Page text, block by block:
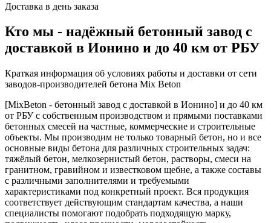
Доставка в день заказа
Кто мы - надёжный бетонный завод с
доставкой в Ионино и до 40 км от РБУ
Краткая информация об условиях работы и доставки от сети
заводов-производителей бетона Mix Beton
[MixBeton - бетонный завод с доставкой в Ионино] и до 40 км
от РБУ с собственным производством и прямыми поставками
бетонных смесей на частные, коммерческие и строительные
объекты. Мы производим не только товарный бетон, но и все
основные виды бетона для различных строительных задач:
тяжёлый бетон, мелкозернистый бетон, растворы, смеси на
гранитном, гравийном и известковом щебне, а также составы
с различными заполнителями и требуемыми
характеристиками под конкретный проект. Вся продукция
соответствует действующим стандартам качества, а наши
специалисты помогают подобрать подходящую марку,